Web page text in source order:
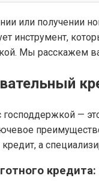
или получении
инструмент,
Мы расскажем
—
а
кредита: